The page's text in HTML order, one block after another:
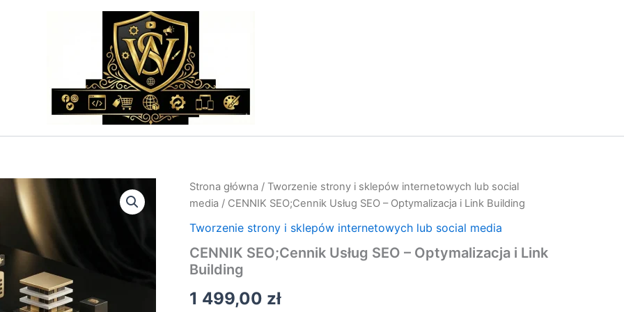
Strona główna / Tworzenie strony i sklepów internetowych lub social
media / CENNIK SEO;Cennik Usług SEO – Optymalizacja i Link Building
Tworzenie strony i sklepów internetowych lub social media
CENNIK SEO;Cennik Usług SEO – Optymalizacja i Link
Building
1 499,00 zł
ilość
CENNIK
SEO;Cennik
Usług
–
Optymalizacja
Link